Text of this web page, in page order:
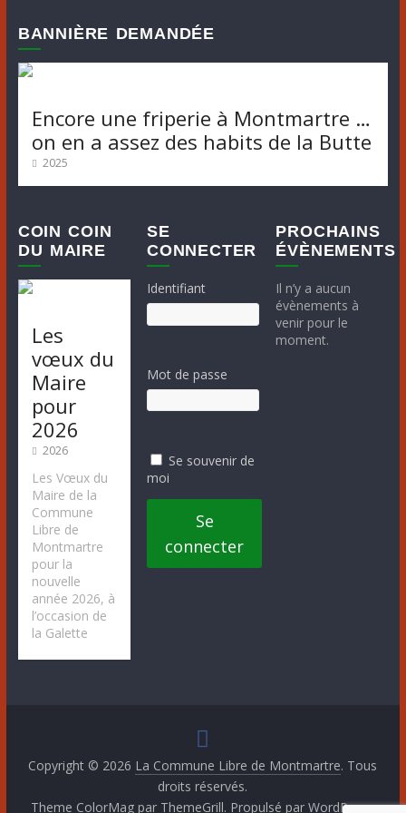
BANNIÈRE DEMANDÉE
Encore une friperie à Montmartre …
on en a assez des habits de la Butte
2025
COIN COIN
DU MAIRE
Les
vœux du
Maire
pour
2026
2026
Les Vœux du
Maire de la
Commune
Libre de
Montmartre
pour la
nouvelle
année 2026, à
l’occasion de
la Galette
SE
CONNECTER
Identifiant
Mot de passe
Se souvenir de
moi
Se
connecter
PROCHAINS
ÉVÈNEMENTS
Il n’y a aucun
évènements à
venir pour le
moment.
Copyright © 2026 La Commune Libre de Montmartre. Tous
droits réservés.
Theme ColorMagpar ThemeGrill. Propulsé par WordPress.